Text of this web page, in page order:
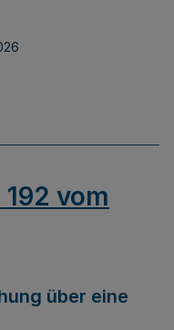
vom
über eine